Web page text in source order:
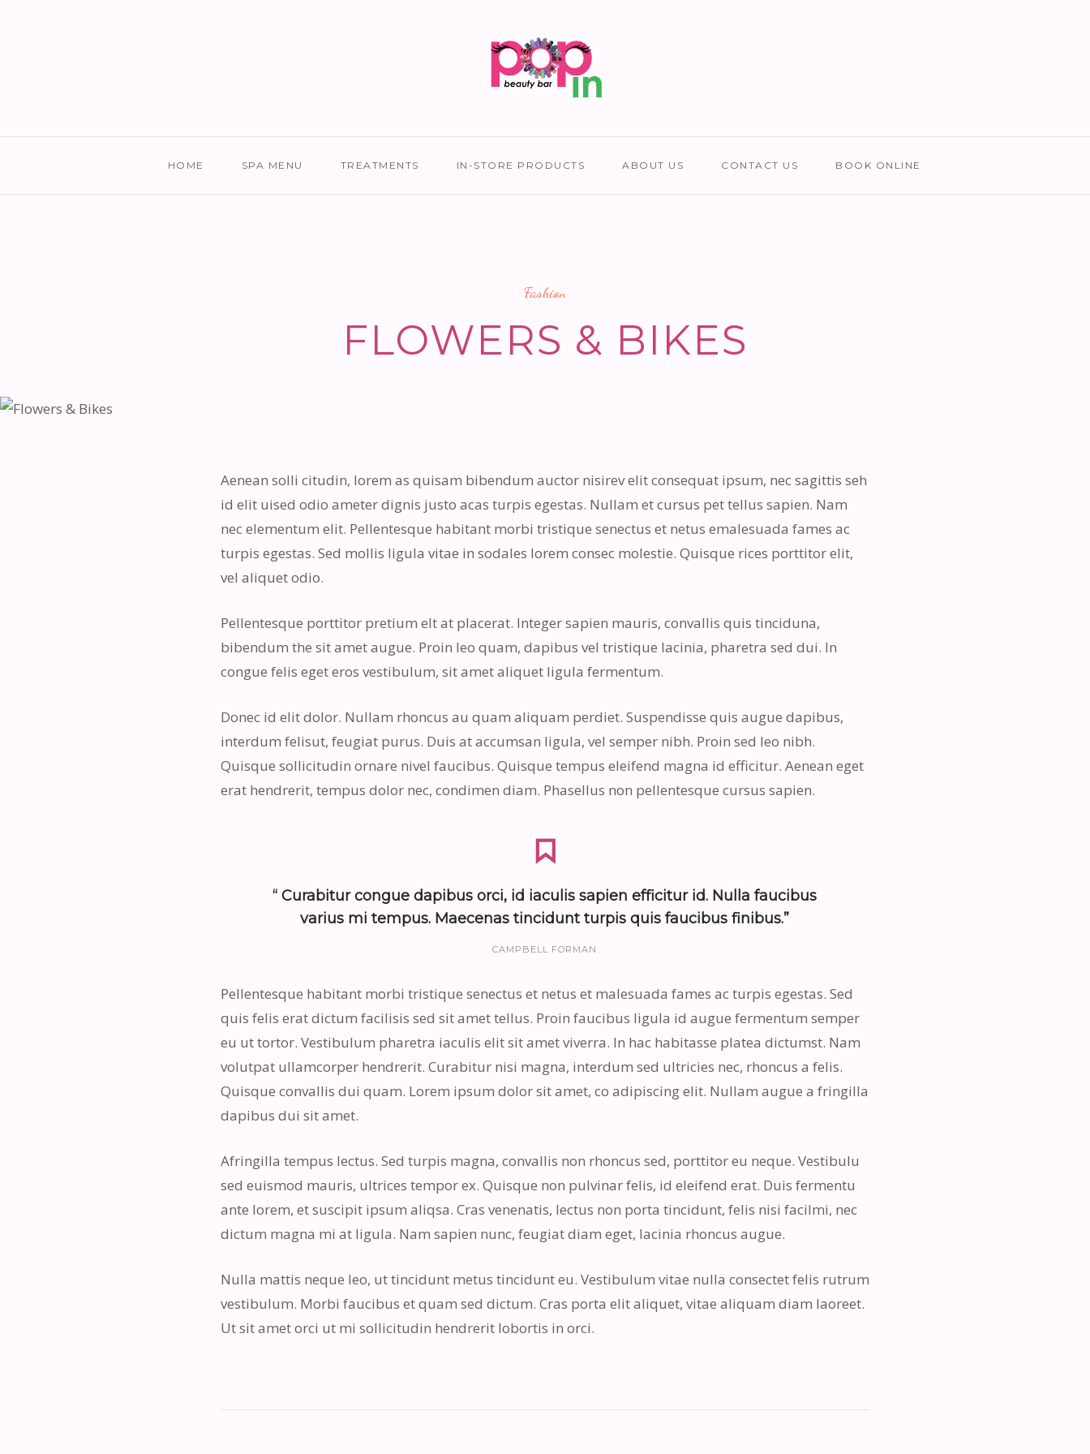
HOME SPA MENU TREATMENTS IN-STORE PRODUCTS ABOUT US CONTACT US BOOK ONLINE
Fashion
FLOWERS & BIKES
Aenean solli citudin, lorem as quisam bibendum auctor nisirev elit consequat ipsum, nec sagittis seh
id elit uised odio ameter dignis justo acas turpis egestas. Nullam et cursus pet tellus sapien. Nam
nec elementum elit. Pellentesque habitant morbi tristique senectus et netus emalesuada fames ac
turpis egestas. Sed mollis ligula vitae in sodales lorem consec molestie. Quisque rices porttitor elit,
vel aliquet odio.
Pellentesque porttitor pretium elt at placerat. Integer sapien mauris, convallis quis tinciduna,
bibendum the sit amet augue. Proin leo quam, dapibus vel tristique lacinia, pharetra sed dui. In
congue felis eget eros vestibulum, sit amet aliquet ligula fermentum.
Donec id elit dolor. Nullam rhoncus au quam aliquam perdiet. Suspendisse quis augue dapibus,
interdum felisut, feugiat purus. Duis at accumsan ligula, vel semper nibh. Proin sed leo nibh.
Quisque sollicitudin ornare nivel faucibus. Quisque tempus eleifend magna id efficitur. Aenean eget
erat hendrerit, tempus dolor nec, condimen diam. Phasellus non pellentesque cursus sapien.
“ Curabitur congue dapibus orci, id iaculis sapien efficitur id. Nulla faucibus
varius mi tempus. Maecenas tincidunt turpis quis faucibus finibus.”
CAMPBELL FORMAN
Pellentesque habitant morbi tristique senectus et netus et malesuada fames ac turpis egestas. Sed
quis felis erat dictum facilisis sed sit amet tellus. Proin faucibus ligula id augue fermentum semper
eu ut tortor. Vestibulum pharetra iaculis elit sit amet viverra. In hac habitasse platea dictumst. Nam
volutpat ullamcorper hendrerit. Curabitur nisi magna, interdum sed ultricies nec, rhoncus a felis.
Quisque convallis dui quam. Lorem ipsum dolor sit amet, co adipiscing elit. Nullam augue a fringilla
dapibus dui sit amet.
Afringilla tempus lectus. Sed turpis magna, convallis non rhoncus sed, porttitor eu neque. Vestibulu
sed euismod mauris, ultrices tempor ex. Quisque non pulvinar felis, id eleifend erat. Duis fermentu
ante lorem, et suscipit ipsum aliqsa. Cras venenatis, lectus non porta tincidunt, felis nisi facilmi, nec
dictum magna mi at ligula. Nam sapien nunc, feugiat diam eget, lacinia rhoncus augue.
Nulla mattis neque leo, ut tincidunt metus tincidunt eu. Vestibulum vitae nulla consectet felis rutrum
vestibulum. Morbi faucibus et quam sed dictum. Cras porta elit aliquet, vitae aliquam diam laoreet.
Ut sit amet orci ut mi sollicitudin hendrerit lobortis in orci.